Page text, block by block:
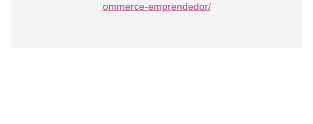
ommerce-emprendedor/